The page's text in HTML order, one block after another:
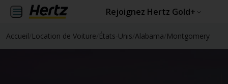
Rejoignez Hertz Gold+
Accueil Location de Voiture États-Unis Alabama Montgomery